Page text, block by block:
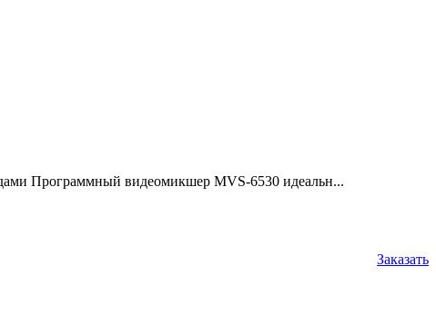
Программный видеомикшер MVS-6530 идеальн...
Заказать